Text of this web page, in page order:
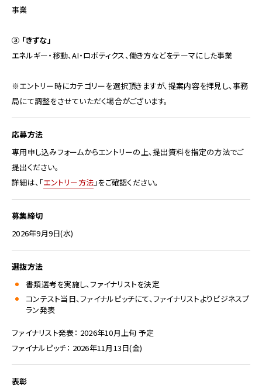
事業
③ 「きずな」
エネルギー・移動、AI・ロボティクス、働き方などをテーマにした事業
※エントリー時にカテゴリーを選択頂きますが、提案内容を拝見し、事務
局にて調整をさせていただく場合がございます。
応募方法
専用申し込みフォームからエントリーの上、提出資料を指定の方法でご
提出ください。
詳細は、「エントリー方法 」をご確認ください。
募集締切
2026年9月9日(水)
選抜方法
書類選考を実施し、ファイナリストを決定
コンテスト当日、ファイナルピッチにて、ファイナリストよりビジネスプ
ラン発表
ファイナリスト発表： 2026年10月上旬 予定
ファイナルピッチ： 2026年11月13日(金)
表彰